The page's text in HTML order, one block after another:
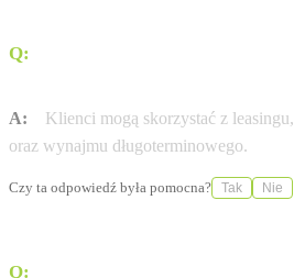
Q:
A:
Klienci mogą skorzystać z
oraz wynajmu długoterminowego.
Czy ta odpowiedź była pomocna? Tak Nie
Q: